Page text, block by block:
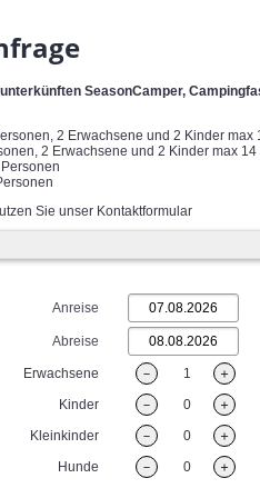
SeasonCamper,
2 Erwachsene und 2 Kinder max
2 Erwachsene und 2 Kinder max 14
Sie unser Kontaktformular
Anreise
Abreise
Erwachsene － 1 ＋
Kinder
－ 0 ＋
Kleinkinder
－ 0 ＋
Hunde
－ 0 ＋